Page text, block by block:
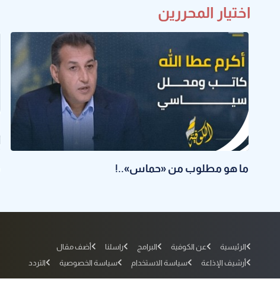
اختيار المحررين
ما هو مطلوب من «حماس»..!
الرئيسية عن الكوفية البرامج راسلنا
أضف مقال
أرشيف الإذاعة
سياسة الاستخدام سياسة الخصوصية التردد